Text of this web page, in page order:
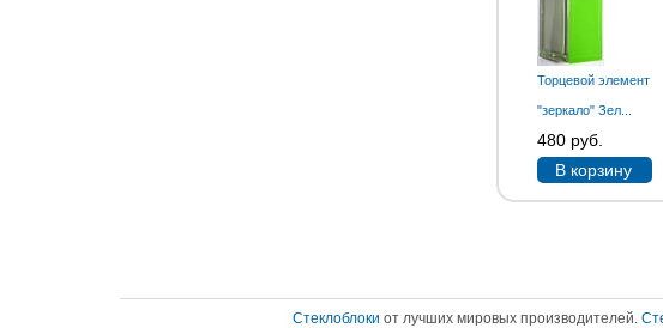
Торцевой элемент
"зеркало" Зел...
480 руб.
В корзину
Стеклоблоки от лучших мировых производителей.